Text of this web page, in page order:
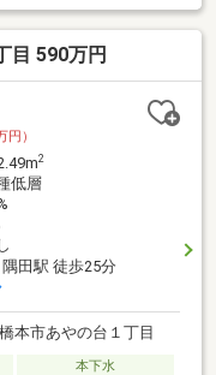
目 590万円
円）
2
低層
田駅 徒歩25分
本市あやの台１丁目
本下水